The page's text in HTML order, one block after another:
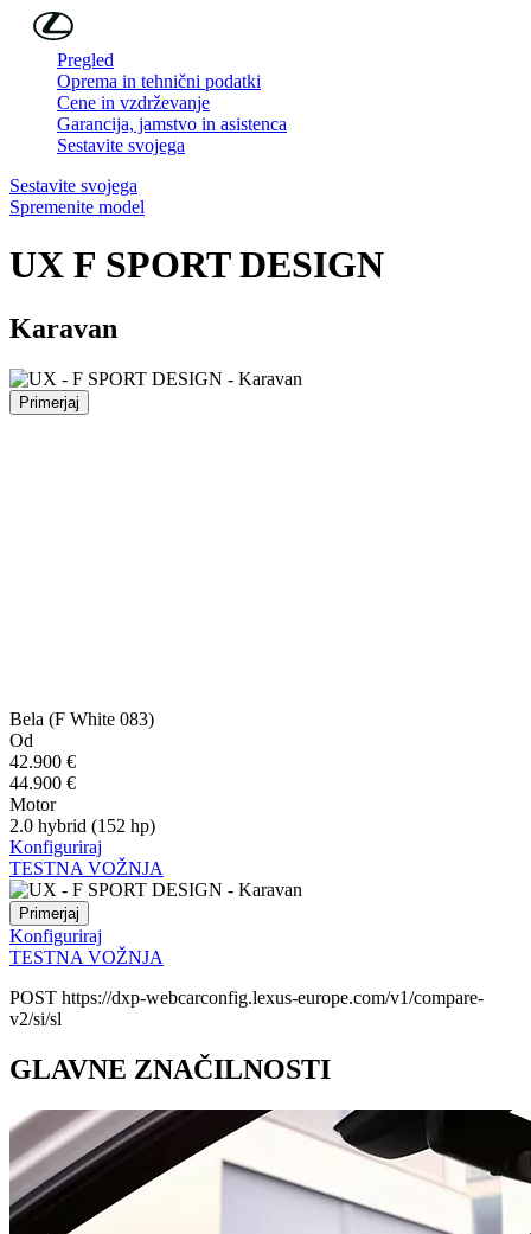
Skip to Main Content
Pregled
Oprema in tehnični podatki
Cene in vzdrževanje
Garancija, jamstvo in asistenca
Sestavite svojega
Sestavite svojega
Spremenite model
UX F SPORT DESIGN
Karavan
Primerjaj
Bela (F White 083)
Od
42.900 €
44.900 €
Motor
2.0 hybrid (152 hp)
Konfiguriraj
TESTNA VOŽNJA
Primerjaj
Konfiguriraj
TESTNA VOŽNJA
POST https://dxp-webcarconfig.lexus-europe.com/v1/compare-
v2/si/sl
GLAVNE ZNAČILNOSTI